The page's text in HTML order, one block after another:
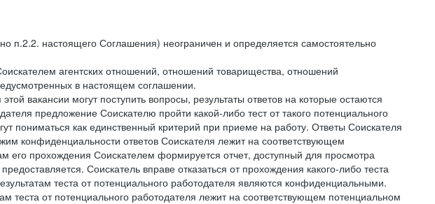
настоящего Соглашения) неограничен и определяется самостоятельно
агентских отношений, отношений товарищества, отношений
в настоящем соглашении.
вакансии могут поступить вопросы, результаты ответов на которые остаются
предложение Соискателю пройти какой-либо тест от такого потенциального
пониматься как единственный критерий при приеме на работу. Ответы Соискателя
конфиденциальности ответов Соискателя лежит на соответствующем
его прохождения Соискателем формируется отчет, доступный для просмотра
Соискатель вправе отказаться от прохождения какого-либо теста
теста от потенциального работодателя являются конфиденциальными.
теста от потенциального работодателя лежит на соответствующем потенциальном